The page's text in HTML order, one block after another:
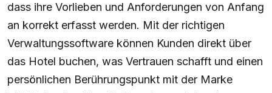
dass ihre Vorlieben und Anforderungen von Anfang
an korrekt erfasst werden. Mit der richtigen
Verwaltungssoftware können Kunden direkt über
das Hotel buchen, was Vertrauen schafft und einen
persönlichen Berührungspunkt mit der Marke